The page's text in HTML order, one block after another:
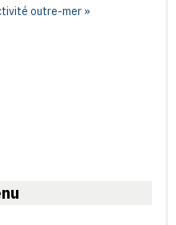
outre-mer »